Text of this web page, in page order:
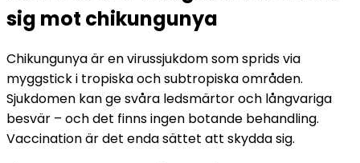
sig mot chikungunya
Chikungunya är en virussjukdom som sprids via
myggstick i tropiska och subtropiska områden.
Sjukdomen kan ge svåra ledsmärtor och långvariga
besvär – och det finns ingen botande behandling.
Vaccination är det enda sättet att skydda sig.